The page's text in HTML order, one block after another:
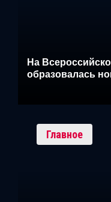
На
образовалась
Главное